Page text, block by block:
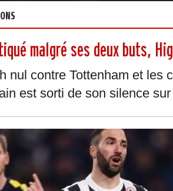
malgré ses deux buts,
nul contre Tottenham et les
est sorti de son silence